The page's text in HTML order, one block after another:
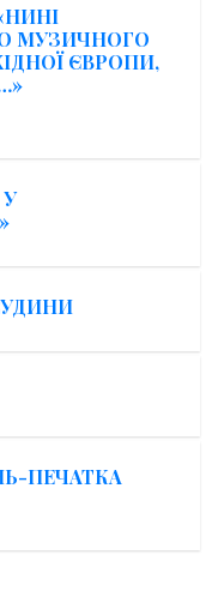
МУЗИЧНОГО
ЄВРОПИ,
У
ПЕЧАТКА